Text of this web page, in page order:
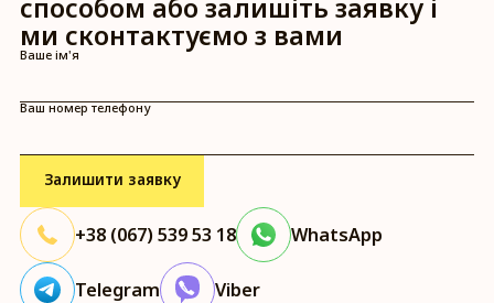
способом або залишіть заявку і
ми сконтактуємо з вами
Ваше ім'я
Ваш номер телефону
+38 (067) 539 53 18 WhatsApp
Telegram Viber